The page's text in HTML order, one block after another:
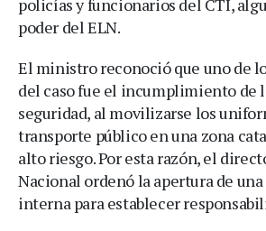
policías y funcionarios del CTI,
poder del ELN.
El ministro reconoció que uno de
del caso fue el incumplimiento de
seguridad, al movilizarse los
transporte público en una zona
alto riesgo. Por esta razón, el
Nacional ordenó la apertura de
interna para establecer